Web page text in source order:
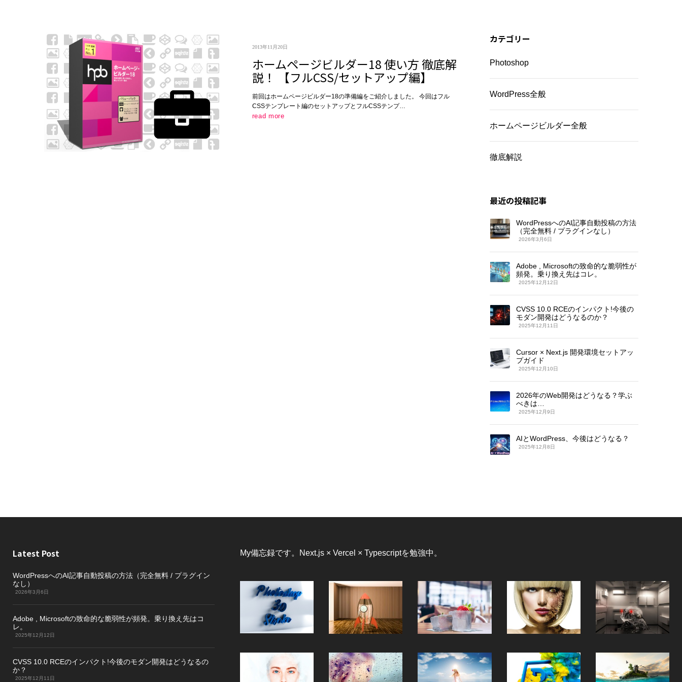
2013年11月20日
ホームページビルダー18 使い方 徹底解
説！ 【フルCSS/セットアップ編】
前回はホームページビルダー18の準備編をご紹介しました。 今回はフル
CSSテンプレート編のセットアップとフルCSSテンプ…
read more
カテゴリー
Photoshop
WordPress全般
ホームページビルダー全般
徹底解説
最近の投稿記事
WordPressへのAI記事自動投稿の方法
（完全無料 / プラグインなし）
2026年3月6日
Adobe , Microsoftの致命的な脆弱性が
頻発。乗り換え先はコレ。
2025年12月12日
CVSS 10.0 RCEのインパクト!今後の
モダン開発はどうなるのか？
2025年12月11日
Cursor × Next.js 開発環境セットアッ
プガイド
2025年12月10日
2026年のWeb開発はどうなる？学ぶ
べきは…
2025年12月9日
AIとWordPress、今後はどうなる？
2025年12月8日
Latest Post
WordPressへのAI記事自動投稿の方法（完全無料 / プラグイン
なし）
2026年3月6日
Adobe , Microsoftの致命的な脆弱性が頻発。乗り換え先はコ
レ。
2025年12月12日
CVSS 10.0 RCEのインパクト!今後のモダン開発はどうなるの
か？
2025年12月11日
My備忘録です。Next.js × Vercel × Typescriptを勉強中。